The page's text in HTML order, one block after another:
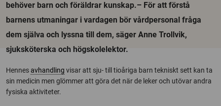
behöver barn och föräldrar kunskap.– För att förstå
barnens utmaningar i vardagen bör vårdpersonal fråga
dem själva och lyssna till dem, säger Anne Trollvik,
sjuksköterska och högskolelektor.
Hennesavhandling visar att sju- till tioåriga barn tekniskt sett kan ta
sin medicin men glömmer att göra det när de leker och utövar andra
fysiska aktiviteter.